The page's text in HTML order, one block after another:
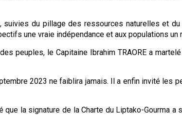
du pillage des ressources naturelles et
une vraie indépendance et aux populations un
le Capitaine Ibrahim TRAORE a martelé
2023 ne faiblira jamais. Il a enfin invité les
la signature de la Charte du Liptako-Gourma